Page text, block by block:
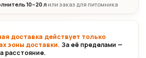
10–20 л или заказ для питомника
доставка действует только
зоны доставки. За её пределами —
расстояние.